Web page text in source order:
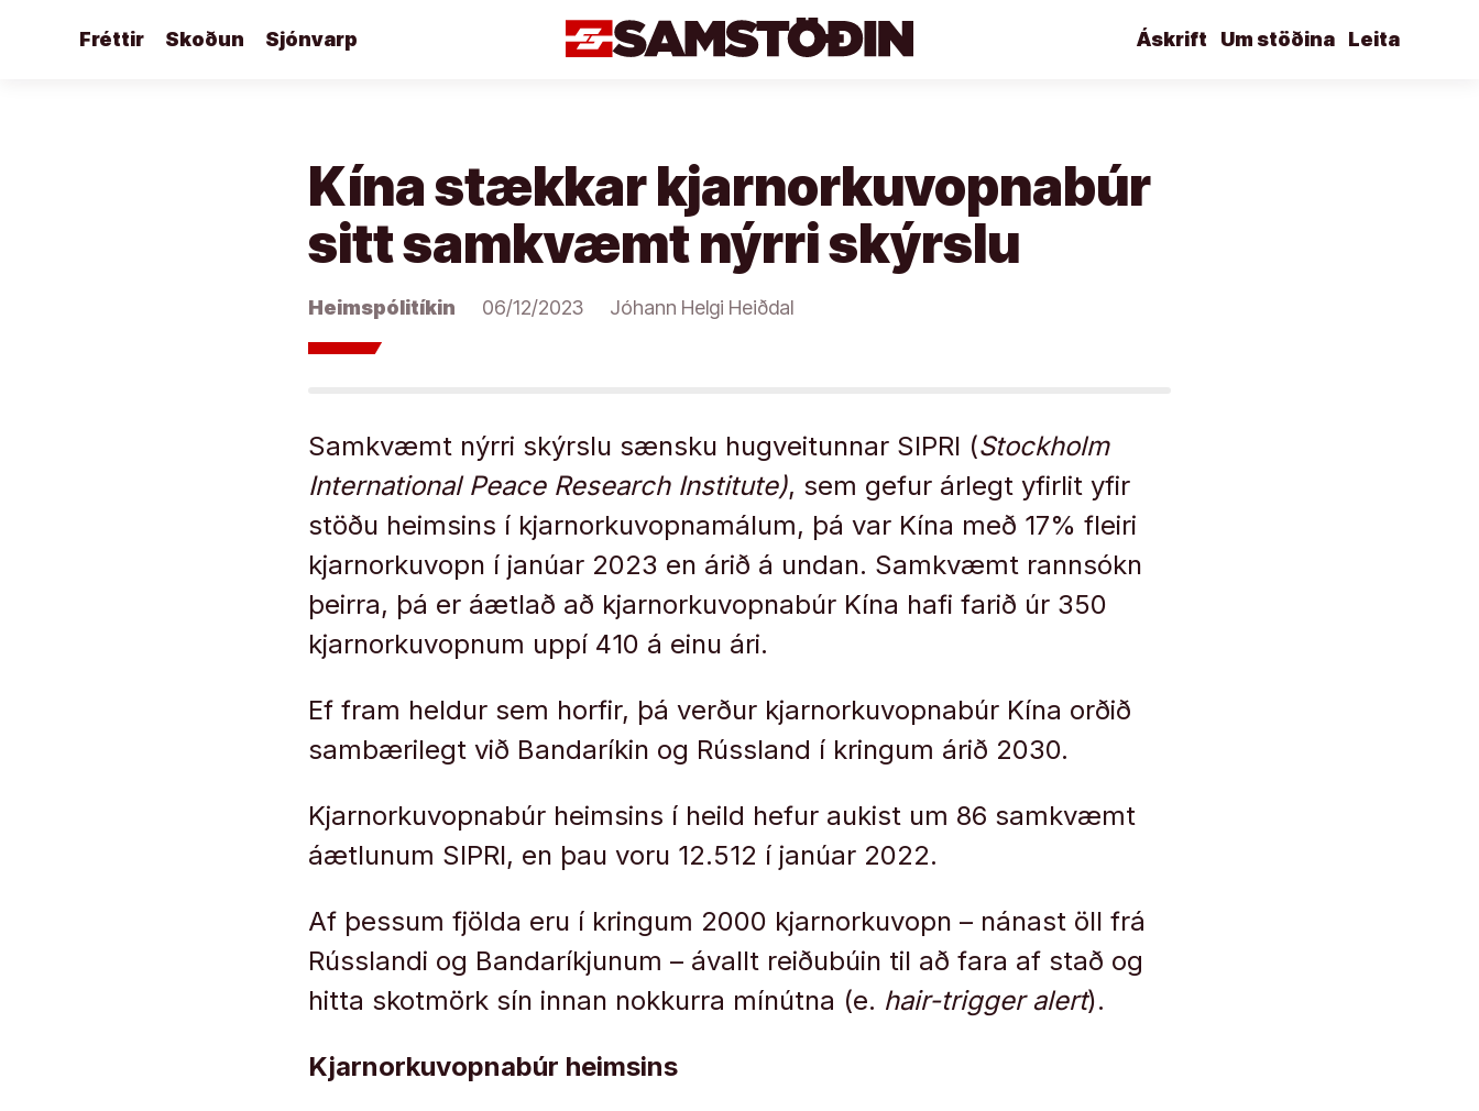
Fréttir Skoðun Sjónvarp Leita
Um stöðina
Áskrift
Kína stækkar kjarnorkuvopnabúr
sitt samkvæmt nýrri skýrslu
Heimspólitíkin 06/12/2023 Jóhann Helgi Heiðdal
Samkvæmt nýrri skýrslu sænsku hugveitunnar SIPRI (Stockholm
International Peace Research Institute), sem gefur árlegt yfirlit yfir
stöðu heimsins í kjarnorkuvopnamálum, þá var Kína með 17% fleiri
kjarnorkuvopn í janúar 2023 en árið á undan. Samkvæmt rannsókn
þeirra, þá er áætlað að kjarnorkuvopnabúr Kína hafi farið úr 350
kjarnorkuvopnum uppí 410 á einu ári.
Ef fram heldur sem horfir, þá verður kjarnorkuvopnabúr Kína orðið
sambærilegt við Bandaríkin og Rússland í kringum árið 2030.
Kjarnorkuvopnabúr heimsins í heild hefur aukist um 86 samkvæmt
áætlunum SIPRI, en þau voru 12.512 í janúar 2022.
Af þessum fjölda eru í kringum 2000 kjarnorkuvopn – nánast öll frá
Rússlandi og Bandaríkjunum – ávallt reiðubúin til að fara af stað og
hitta skotmörk sín innan nokkurra mínútna (e. hair-trigger alert).
Kjarnorkuvopnabúr heimsins